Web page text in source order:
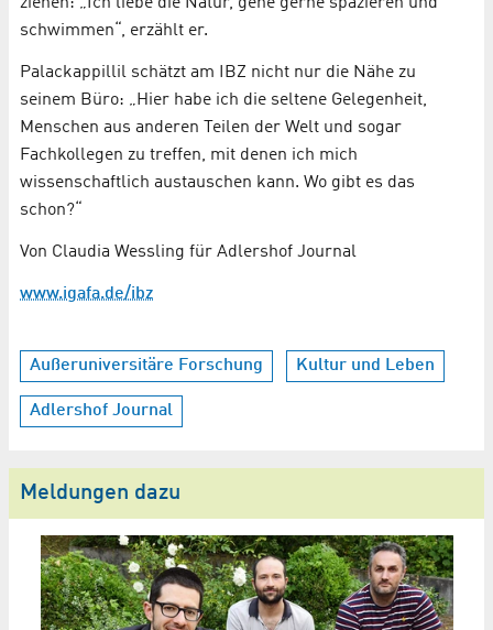
ziehen: „Ich liebe die Natur, gehe gerne spazieren und
schwimmen“, erzählt er.
Palackappillil schätzt am IBZ nicht nur die Nähe zu
seinem Büro: „Hier habe ich die seltene Gelegenheit,
Menschen aus anderen Teilen der Welt und sogar
Fachkollegen zu treffen, mit denen ich mich
wissenschaftlich austauschen kann. Wo gibt es das
schon?“
Von Claudia Wessling für Adlershof Journal
www.igafa.de/ibz
Außeruniversitäre Forschung Kultur und Leben
Adlershof Journal
Meldungen dazu